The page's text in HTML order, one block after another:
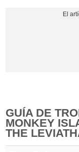
GUÍA DE
MONKEY
THE